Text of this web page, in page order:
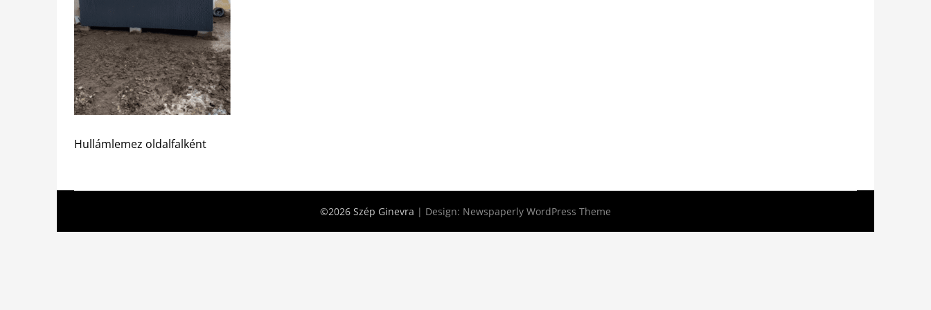
Hullámlemez oldalfalként
©2026 Szép Ginevra | Design: Newspaperly WordPress Theme